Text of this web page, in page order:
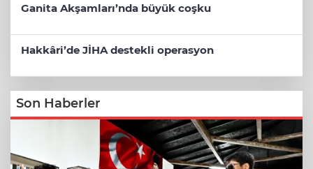
Ganita Akşamları’nda büyük coşku
Hakkâri’de JİHA destekli operasyon
Son Haberler